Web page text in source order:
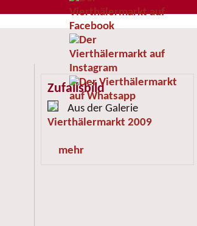
Zufallsbild
Aus der Galerie
Vierthälermarkt 2009
mehr